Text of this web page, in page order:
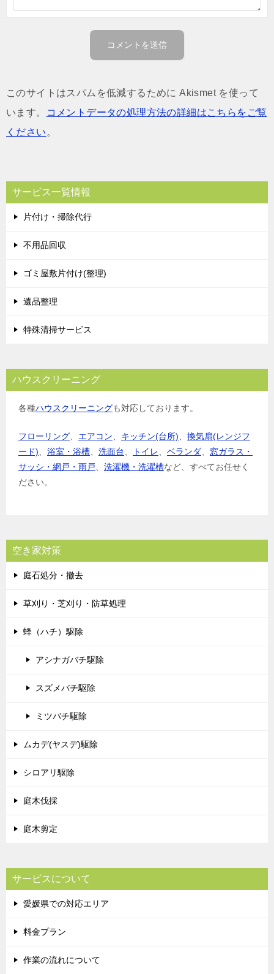
このサイトはスパムを低減するために Akismet を使って
います。
コメントデータの処理方法の詳細はこちらをご覧
ください 。
サービス一覧情報
片付け・掃除代行
不用品回収
ゴミ屋敷片付け(整理)
遺品整理
特殊清掃サービス
ハウスクリーニング
各種ハウスクリーニングも対応しております。
フローリング エアコン キッチン(台所)
換気扇(レンジフ
ード)
浴室・浴槽 洗面台 トイレ ベランダ
窓ガラス・
サッシ・網戸・雨戸
洗濯機・洗濯槽など、すべてお任せく
ださい。
空き家対策
庭石処分・撤去
草刈り・芝刈り・防草処理
蜂（ハチ）駆除
アシナガバチ駆除
スズメバチ駆除
ミツバチ駆除
ムカデ(ヤスデ)駆除
シロアリ駆除
庭木伐採
庭木剪定
サービスについて
愛媛県での対応エリア
料金プラン
作業の流れについて